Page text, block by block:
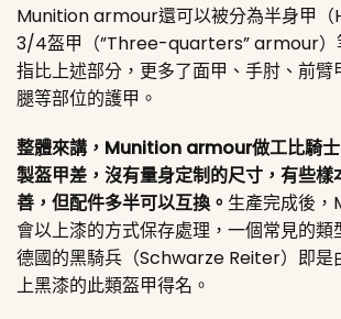
Munition armour還可以被分為半身甲
3/4盔甲（”Three-quarters” armour）
指比上述部分，更多了面甲、手肘、前臂
腿等部位的護甲。
整體來講，Munition armour做工比騎
製盔甲差，沒有量身定制的尺寸，有些樣
善，但配件多半可以互換。 生產完成後
會以上漆的方式保存處理，一個常見的類
德國的黑騎兵（Schwarze Reiter）即是
上黑漆的此類盔甲得名。